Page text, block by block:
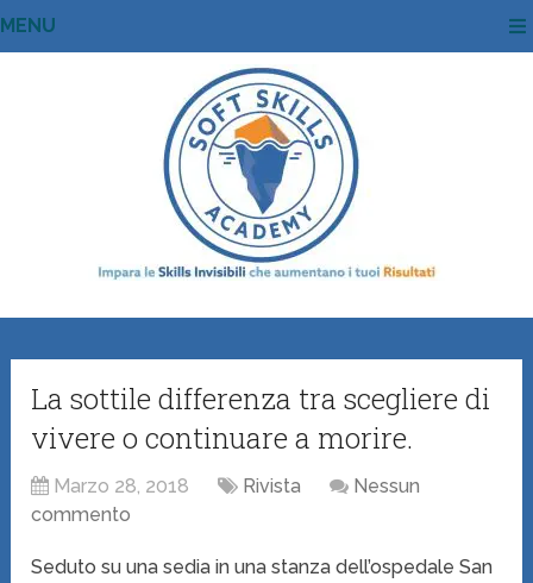
MENU
La sottile differenza tra scegliere di
vivere o continuare a morire.
Marzo 28, 2018 Rivista
Nessun
commento
Seduto su una sedia in una stanza dell’ospedale San